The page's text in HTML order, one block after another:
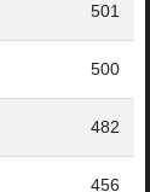
501
500
482
456